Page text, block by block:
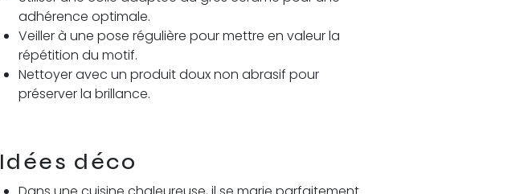
adhérence optimale.
Veiller à une pose régulière pour mettre en valeur la
répétition du motif.
Nettoyer avec un produit doux non abrasif pour
préserver la brillance.
Idées déco